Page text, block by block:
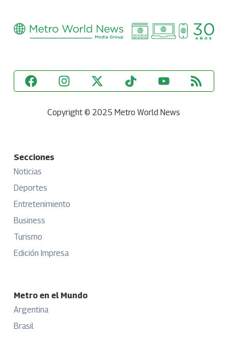
Copyright © 2025 Metro World News
Secciones
Noticias
Deportes
Entretenimiento
Business
Turismo
Edición Impresa
Metro en el Mundo
Argentina
Brasil